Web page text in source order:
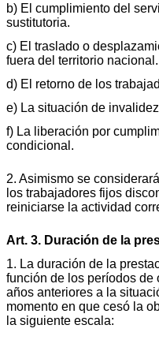
b) El cumplimiento del
sustitutoria.
c) El traslado o
fuera del territorio nacional.
d) El retorno de los
e) La situación de
f) La liberación por
condicional.
2. Asimismo se
los trabajadores fijos
reiniciarse la actividad
Art. 3. Duración de la
1. La duración de la
función de los períodos de
años anteriores a la
momento en que cesó la
la siguiente escala: